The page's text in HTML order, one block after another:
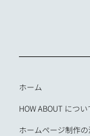
ホーム
HOW ABOUT につい
ホームページ制作